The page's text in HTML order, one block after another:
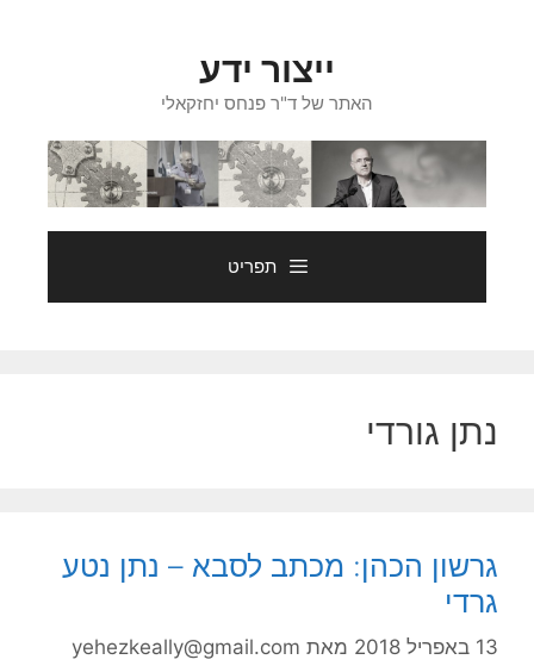
ייצור ידע
האתר של ד"ר פנחס יחזקאלי
תפריט
נתן גורדי
גרשון הכהן: מכתב לסבא – נתן נטע
גרדי
13 באפריל 2018 מאת yehezkeally@gmail.com